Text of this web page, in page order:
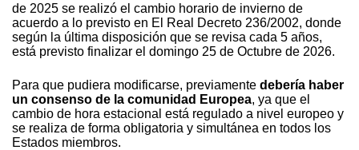
de 2025 se realizó el cambio horario de invierno de
acuerdo a lo previsto en El Real Decreto 236/2002, donde
según la última disposición que se revisa cada 5 años,
está previsto finalizar el domingo 25 de Octubre de 2026.
Para que pudiera modificarse, previamente debería haber
un consenso de la comunidad Europea, ya que el
cambio de hora estacional está regulado a nivel europeo y
se realiza de forma obligatoria y simultánea en todos los
Estados miembros.